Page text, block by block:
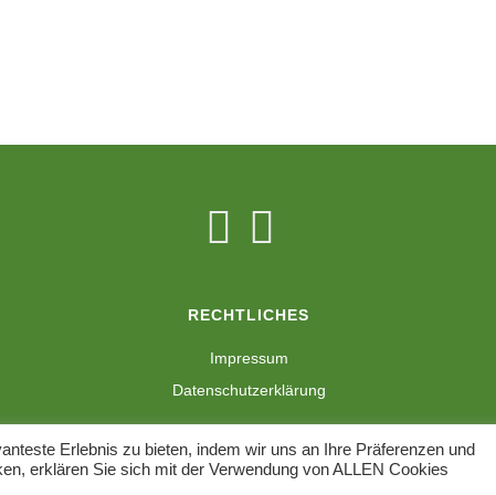
RECHTLICHES
Impressum
Datenschutzerklärung
Erlebnis zu bieten, indem wir uns an Ihre Präferenzen und
erklären Sie sich mit der Verwendung von ALLEN Cookies